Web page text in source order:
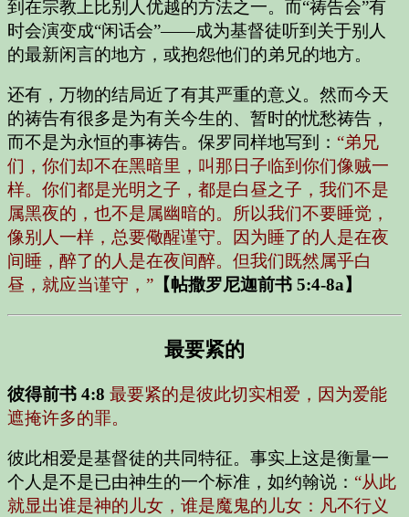
到在宗教上比别人优越的方法之一。而“祷告会”有
时会演变成“闲话会”——成为基督徒听到关于别人
的最新闲言的地方，或抱怨他们的弟兄的地方。
还有，万物的结局近了有其严重的意义。然而今天
的祷告有很多是为有关今生的、暂时的忧愁祷告，
而不是为永恒的事祷告。保罗同样地写到： “弟兄
们，你们却不在黑暗里，叫那日子临到你们像贼一
样。你们都是光明之子，都是白昼之子，我们不是
属黑夜的，也不是属幽暗的。所以我们不要睡觉，
像别人一样，总要儆醒谨守。因为睡了的人是在夜
间睡，醉了的人是在夜间醉。但我们既然属乎白
昼，就应当谨守，” 【帖撒罗尼迦前书 5:4-8a】
最要紧的
彼得前书 4:8 最要紧的是彼此切实相爱，因为爱能
遮掩许多的罪。
彼此相爱是基督徒的共同特征。事实上这是衡量一
个人是不是已由神生的一个标准，如约翰说： “从此
就显出谁是神的儿女，谁是魔鬼的儿女：凡不行义